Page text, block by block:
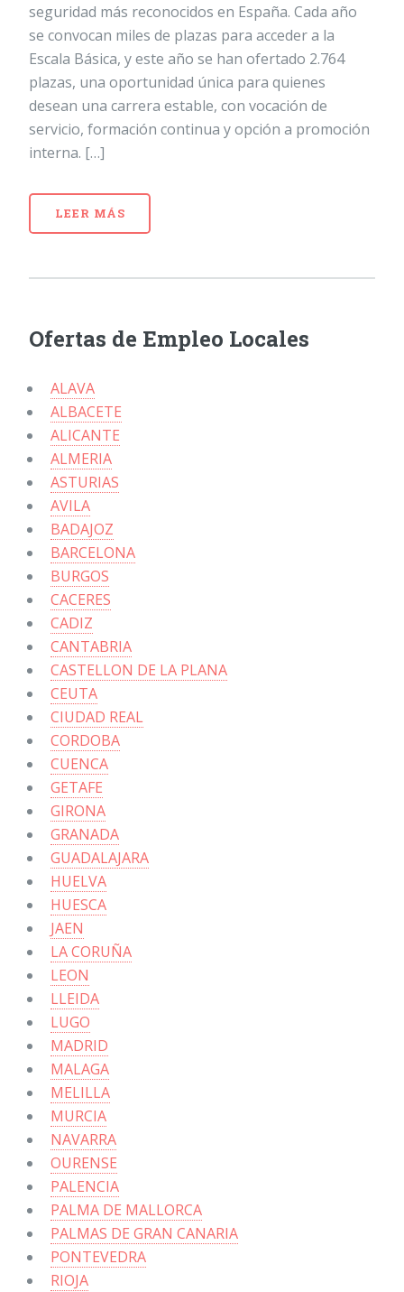
seguridad más reconocidos en España. Cada año
se convocan miles de plazas para acceder a la
Escala Básica, y este año se han ofertado 2.764
plazas, una oportunidad única para quienes
desean una carrera estable, con vocación de
servicio, formación continua y opción a promoción
interna. […]
LEER MÁS
Ofertas de Empleo Locales
ALAVA
ALBACETE
ALICANTE
ALMERIA
ASTURIAS
AVILA
BADAJOZ
BARCELONA
BURGOS
CACERES
CADIZ
CANTABRIA
CASTELLON DE LA PLANA
CEUTA
CIUDAD REAL
CORDOBA
CUENCA
GETAFE
GIRONA
GRANADA
GUADALAJARA
HUELVA
HUESCA
JAEN
LA CORUÑA
LEON
LLEIDA
LUGO
MADRID
MALAGA
MELILLA
MURCIA
NAVARRA
OURENSE
PALENCIA
PALMA DE MALLORCA
PALMAS DE GRAN CANARIA
PONTEVEDRA
RIOJA